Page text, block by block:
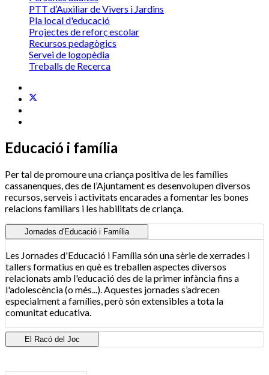
PTT d’Auxiliar de Vivers i Jardins
Pla local d'educació
Projectes de reforç escolar
Recursos pedagògics
Servei de logopèdia
Treballs de Recerca
Educació i família
Per tal de promoure una criança positiva de les famílies
cassanenques, des de l’Ajuntament es desenvolupen diversos
recursos, serveis i activitats encarades a fomentar les bones
relacions familiars i les habilitats de criança.
Jornades d'Educació i Família
Les Jornades d'Educació i Família són una sèrie de xerrades i
tallers formatius en què es treballen aspectes diversos
relacionats amb l'educació des de la primer infància fins a
l'adolescència (o més...). Aquestes jornades s’adrecen
especialment a famílies, però són extensibles a tota la
comunitat educativa.
El Racó del Joc